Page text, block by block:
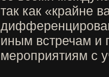
так как «крайне
иным встречам и
мероприятиям с